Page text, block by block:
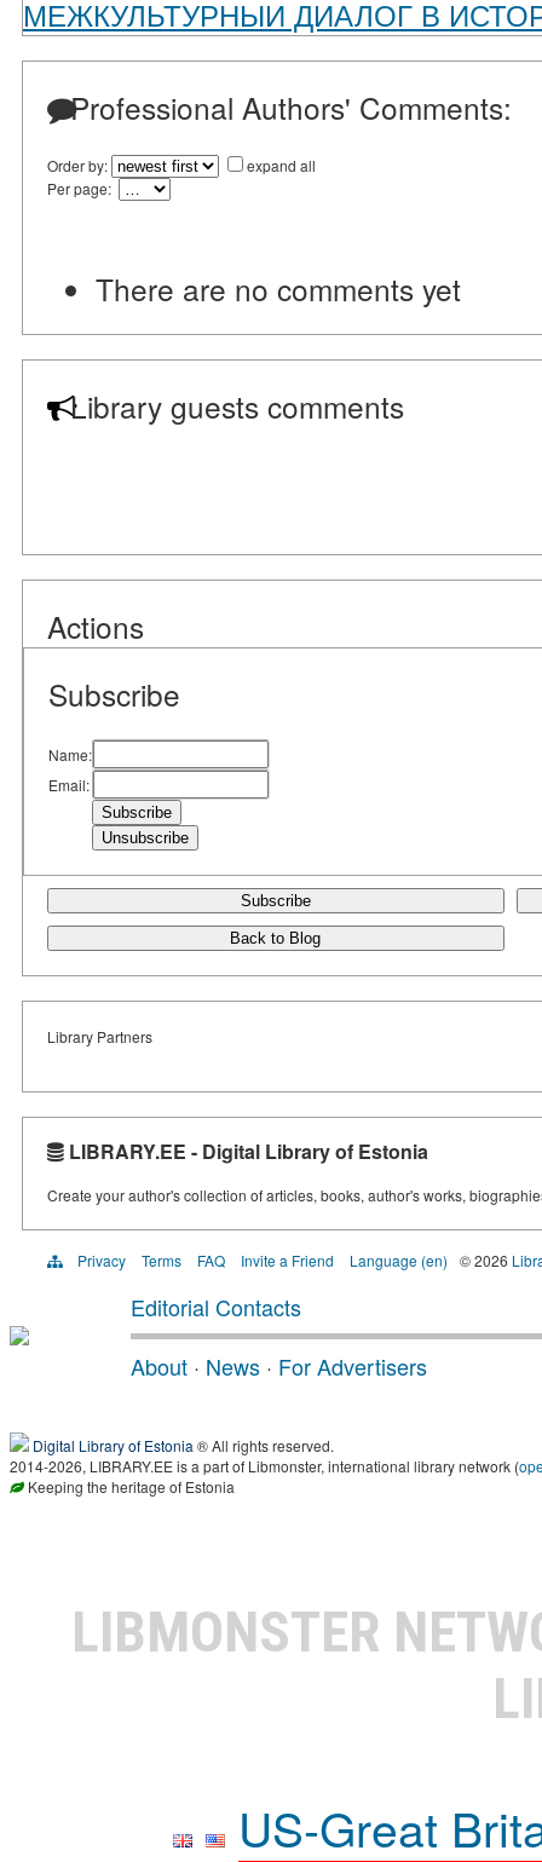
МЕЖКУЛЬТУРНЫИ ДИАЛОГ В
Professional Authors' Comments:
Order by:
expand all
Per page:
There are no comments yet
Library guests comments
Actions
Subscribe
Name:
Email:
Subscribe
Back to Blog
Library Partners
LIBRARY.EE - Digital Library of Estonia
Create your author's collection of articles, books, author's works,
Privacy Terms FAQ Invite a Friend Language (en) © 2026
Editorial Contacts
About · News · For Advertisers
Digital Library of Estonia ® All rights reserved.
2014-2026, LIBRARY.EE is a part of Libmonster, international library network (
Keeping the heritage of Estonia
LIBMONSTER
US-Great